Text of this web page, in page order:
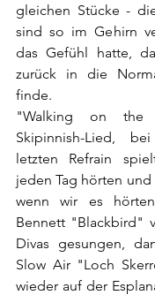
gleichen Stücke -
sind so im Gehirn
das Gefühl hatte,
zurück in die
finde.
"Walking on the
Skipinnish-Lied,
letzten Refrain
jeden Tag hörten
wenn wir es
Bennett "Blackbird"
Divas gesungen,
Slow Air "Loch
wieder auf der